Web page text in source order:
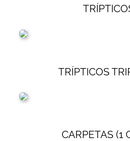
TRÍPTICOS
CARPETAS (1